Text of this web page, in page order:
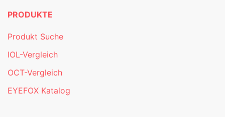
PRODUKTE
Produkt Suche
IOL-Vergleich
OCT-Vergleich
EYEFOX Katalog